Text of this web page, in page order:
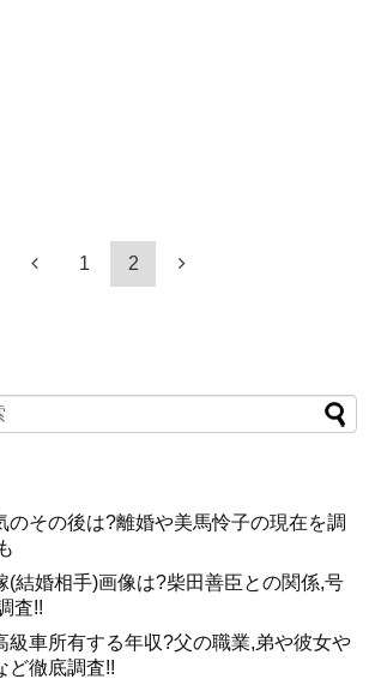
1 2
のその後は?離婚や美馬怜子の現在を調
(結婚相手)画像は?柴田善臣との関係,号
査!!
級車所有する年収?父の職業,弟や彼女や
ど徹底調査!!